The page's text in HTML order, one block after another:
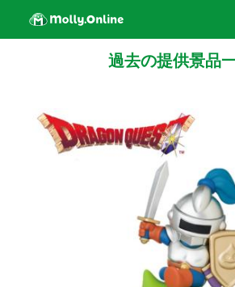
過去の提供景品